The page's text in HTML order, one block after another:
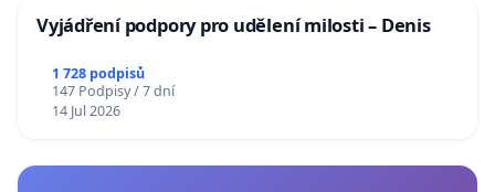
Vyjádření podpory pro udělení milosti – Denis
1 728 podpisů
147 Podpisy / 7 dní
14 Jul 2026